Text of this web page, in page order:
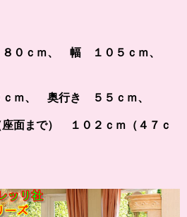
０ｃｍ、 幅 １０５ｃｍ、
ｍ、 奥行き ５５ｃｍ、
１０２ｃｍ（４７ｃ